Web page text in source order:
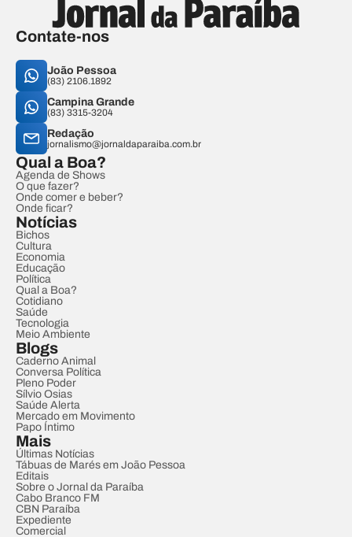
Contate-nos
João Pessoa
(83) 2106.1892
Campina Grande
(83) 3315-3204
Redação
jornalismo@jornaldaparaiba.com.br
Qual a Boa?
Agenda de Shows
O que fazer?
Onde comer e beber?
Onde ficar?
Notícias
Bichos
Cultura
Economia
Educação
Política
Qual a Boa?
Cotidiano
Saúde
Tecnologia
Meio Ambiente
Blogs
Caderno Animal
Conversa Política
Pleno Poder
Sílvio Osias
Saúde Alerta
Mercado em Movimento
Papo Íntimo
Mais
Últimas Notícias
Tábuas de Marés em João Pessoa
Editais
Sobre o Jornal da Paraíba
Cabo Branco FM
CBN Paraíba
Expediente
Comercial